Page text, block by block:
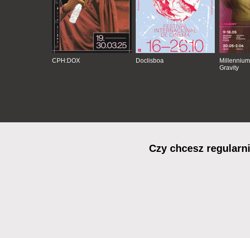
CPH:DOX Doclisboa
Gravity
Czy chcesz